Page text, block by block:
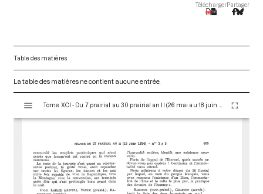
TéléchargerPartager
Table des matières
La table des matières ne contient aucune entrée.
s